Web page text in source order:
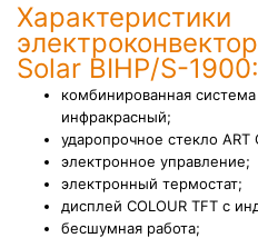
Характеристики
Solar BIHP/S-1900:
комбинированная
инфракрасный;
ударопрочное стекло ART
электронное управление;
электронный термостат;
дисплей COLOUR TFT с
бесшумная работа;